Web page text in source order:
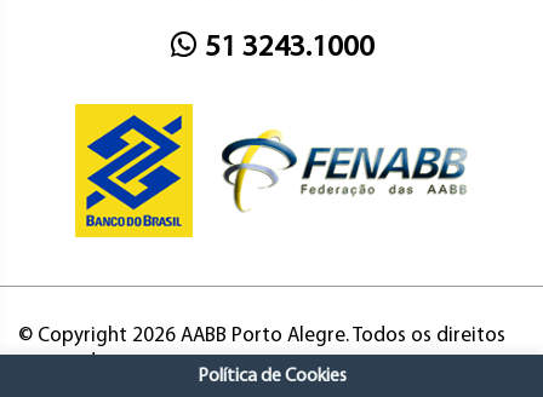
51 3243.1000
© Copyright 2026 AABB Porto Alegre. Todos os direitos
Política de Cookies